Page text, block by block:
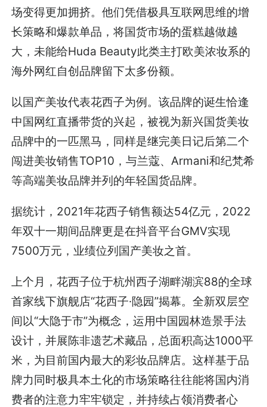
场变得更加拥挤。他们凭借极具互联网思维的增
长策略和爆款单品，将国货市场的蛋糕越做越
大，未能给Huda Beauty此类主打欧美浓妆系的
海外网红自创品牌留下太多份额。
以国产美妆代表花西子为例。该品牌的诞生恰逢
中国网红直播带货的兴起，被视为新兴国货美妆
品牌中的一匹黑马，同样是继完美日记后第二个
闯进美妆销售TOP10，与兰蔻、Armani和纪梵希
等高端美妆品牌并列的年轻国货品牌。
据统计，2021年花西子销售额达54亿元，2022
年双十一期间品牌更是在抖音平台GMV实现
7500万元，业绩位列国产美妆之首。
上个月，花西子位于杭州西子湖畔湖滨88的全球
首家线下旗舰店“花西子·隐园”揭幕。全新双层空
间以“大隐于市”为概念，运用中国园林造景手法
设计，并展陈非遗艺术藏品，总面积高达1000平
米，为目前国内最大的彩妆品牌店。这样基于品
牌力同时极具本土化的市场策略往往能将国内消
费者的注意力牢牢锁定，并持续占领消费者心